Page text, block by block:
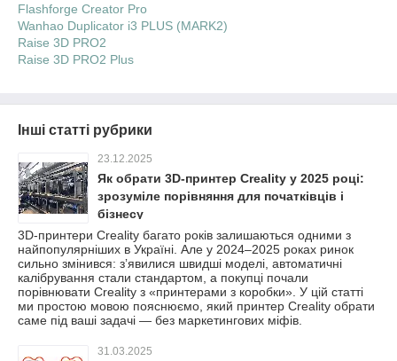
Flashforge Creator Pro
Wanhao Duplicator i3 PLUS (MARK2)
Raise 3D PRO2
Raise 3D PRO2 Plus
Інші статті рубрики
23.12.2025
Як обрати 3D‑принтер Creality у 2025 році:
зрозуміле порівняння для початківців і
бізнесу
3D‑принтери Creality багато років залишаються одними з
найпопулярніших в Україні. Але у 2024–2025 роках ринок
сильно змінився: зʼявилися швидші моделі, автоматичні
калібрування стали стандартом, а покупці почали
порівнювати Creality з «принтерами з коробки». У цій статті
ми простою мовою пояснюємо, який принтер Creality обрати
саме під ваші задачі — без маркетингових міфів.
31.03.2025